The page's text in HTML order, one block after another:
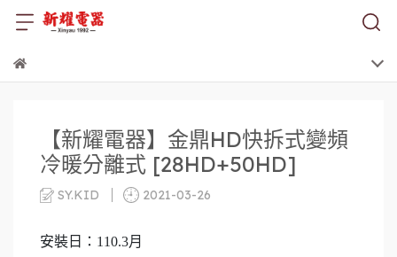
【新耀電器】金鼎HD快拆式變頻
冷暖分離式 [28HD+50HD]
SY.KID 2021-03-26
安裝日：110.3月